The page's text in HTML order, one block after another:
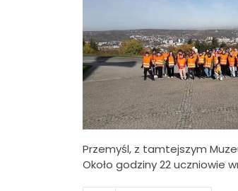
Przemyśl, z tamtejszym
Około godziny 22 uczniowie